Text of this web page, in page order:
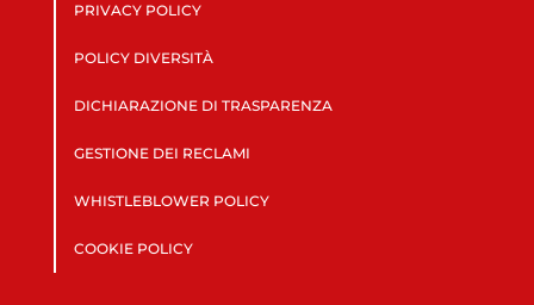
PRIVACY POLICY
POLICY DIVERSITÀ
DICHIARAZIONE DI TRASPARENZA
GESTIONE DEI RECLAMI
WHISTLEBLOWER POLICY
COOKIE POLICY